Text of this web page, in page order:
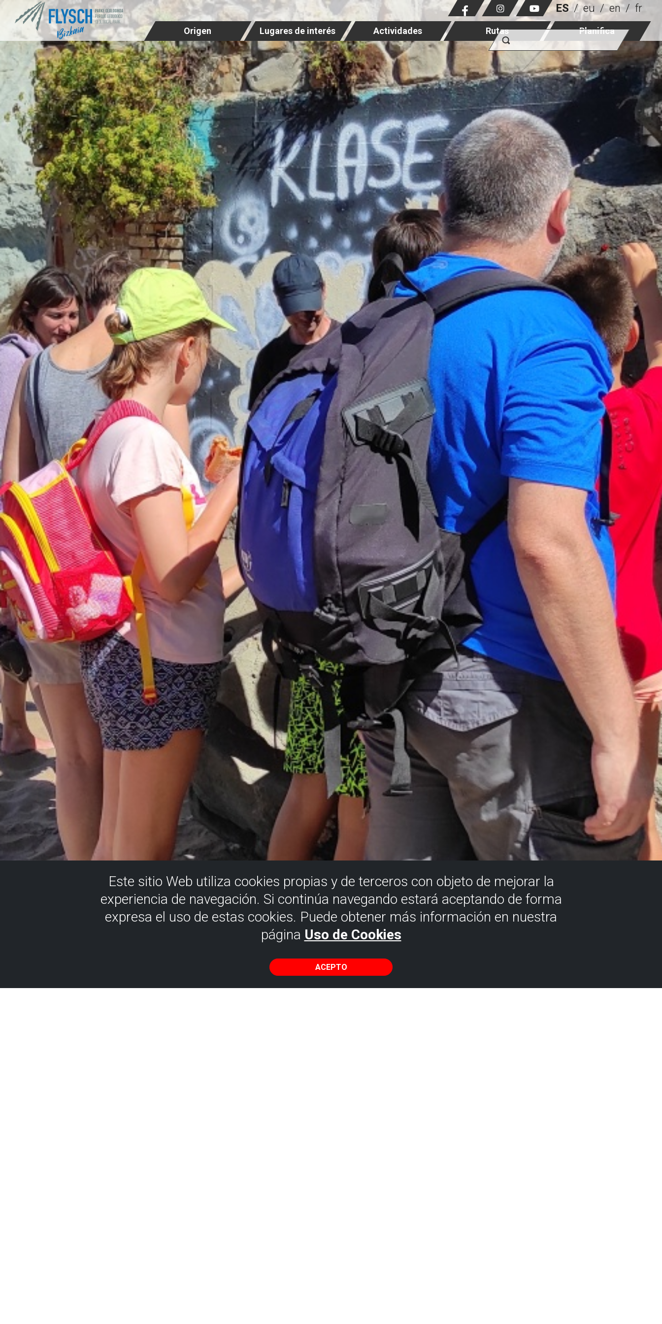
ES eu en fr
Origen Lugares de interés Actividades Rutas Planifica
Este sitio Web utiliza cookies propias y de terceros con objeto de mejorar la
experiencia de navegación. Si continúa navegando estará aceptando de forma
expresa el uso de estas cookies. Puede obtener más información en nuestra
página Uso de Cookies
ACEPTO